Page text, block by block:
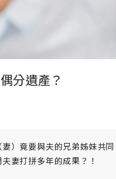
分遺產？
）竟要與夫的兄弟姊妹共同
妻打拼多年的成果？！